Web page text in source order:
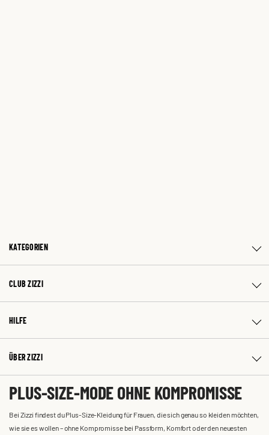
KATEGORIEN
CLUB ZIZZI
HILFE
ÜBER ZIZZI
PLUS-SIZE-MODE OHNE KOMPROMISSE
Bei Zizzi findest du Plus-Size-Kleidung für Frauen, die sich genau so kleiden möchten,
wie sie es wollen – ohne Kompromisse bei Passform, Komfort oder den neuesten